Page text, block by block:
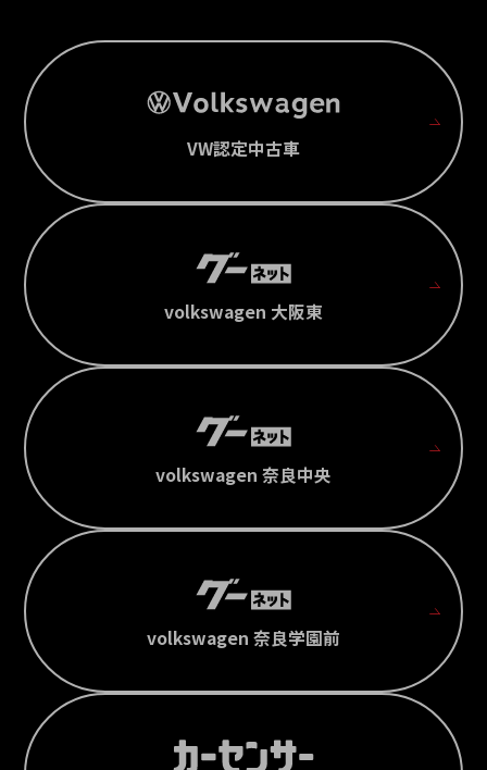
VW認定中古車
volkswagen 大阪東
volkswagen 奈良中央
volkswagen 奈良学園前